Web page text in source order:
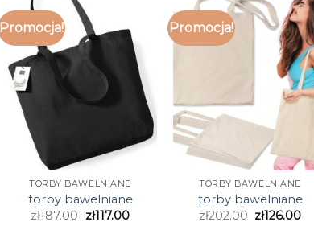
Promocja!
TORBY BAWELNIANE
torby bawelniane
zł187.00 zł117.00
Promocja!
TORBY BAWELNIANE
torby bawelniane
zł202.00 zł126.00